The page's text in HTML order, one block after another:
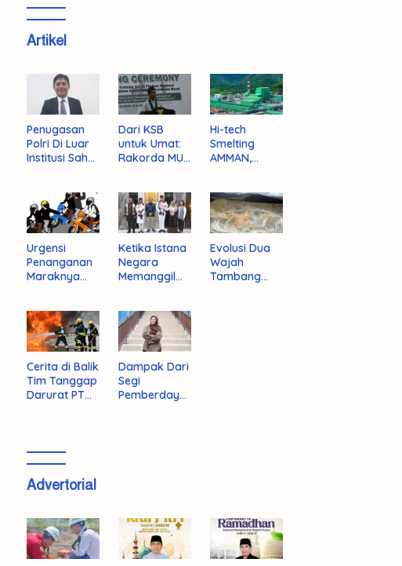
Artikel
Penugasan
Polri Di Luar
Institusi Sah
Hukum
Administrasi
Negara
Dari KSB
untuk Umat:
Rakorda MUI
Kebangkitan
Moral Para
Ulama
Hi-tech
Smelting
AMMAN,
Rajai
Produsen
Tembaga
Dunia
Urgensi
Penanganan
Maraknya
Sumbawa
Barat
Ketika Istana
Negara
Memanggil
Evolusi Dua
Wajah
Tambang
Cerita di Balik
Tim Tanggap
Darurat PT
Dampak Dari
Segi
Pemberdaya
Advertorial